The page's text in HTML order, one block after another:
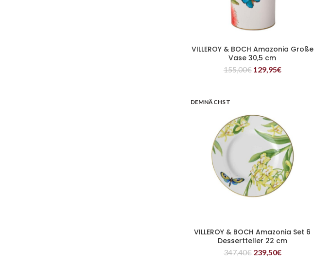
WEITERLESEN
VILLEROY & BOCH Amazonia Große
Vase 30,5 cm
155,00€ 129,95€
DEMNÄCHST
WEITERLESEN
VILLEROY & BOCH Amazonia Set 6
Dessertteller 22 cm
347,40€ 239,50€